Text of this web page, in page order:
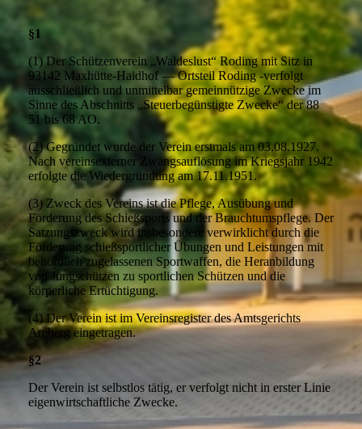
§1
(1) Der Schützenverein „Waldeslust“ Roding mit Sitz in
93142 Maxhütte-Haidhof — Ortsteil Roding -verfolgt
ausschließlich und unmittelbar gemeinnützige Zwecke im
Sinne des Abschnitts „Steuerbegünstigte Zwecke“ der 88
51 bis 68 AO.
(2) Gegründet wurde der Verein erstmals am 03.08.1927.
Nach vereinsexterner Zwangsauflösung im Kriegsjahr 1942
erfolgte die Wiedergründung am 17.11.1951.
(3) Zweck des Vereins ist die Pflege, Ausübung und
Förderung des Schießsports und der Brauchtumspflege. Der
Satzungszweck wird insbesondere verwirklicht durch die
Förderung schießsportlicher Übungen und Leistungen mit
behördlich zugelassenen Sportwaffen, die Heranbildung
von Jungschützen zu sportlichen Schützen und die
körperliche Ertüchtigung.
(4) Der Verein ist im Vereinsregister des Amtsgerichts
Amberg eingetragen.
§2
Der Verein ist selbstlos tätig, er verfolgt nicht in erster Linie
eigenwirtschaftliche Zwecke.